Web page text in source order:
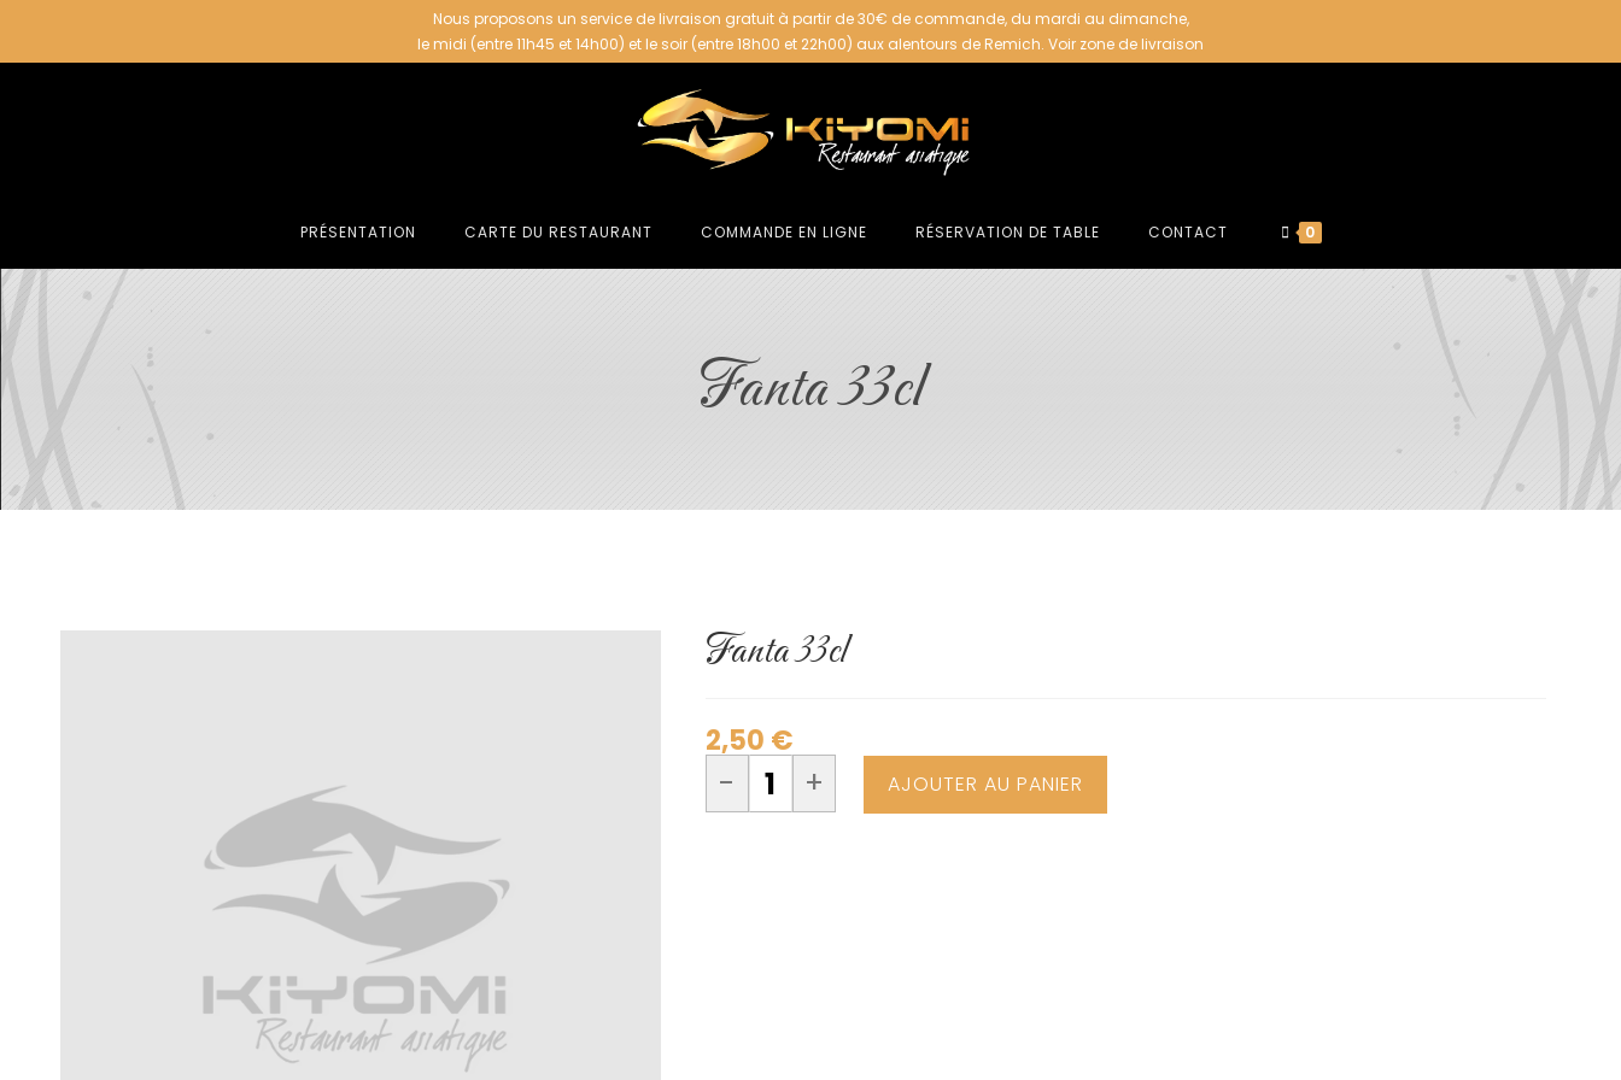
Nous proposons un service de livraison gratuit à partir de 30€ de commande, du mardi au dimanche,
le midi (entre 11h45 et 14h00) et le soir (entre 18h00 et 22h00) aux alentours de Remich. Voir zone de livraison
PRÉSENTATION CARTE DU RESTAURANT COMMANDE EN LIGNE RÉSERVATION DE TABLE CONTACT 0
Fanta 33cl
Fanta 33cl
2,50 €
- + AJOUTER AU PANIER